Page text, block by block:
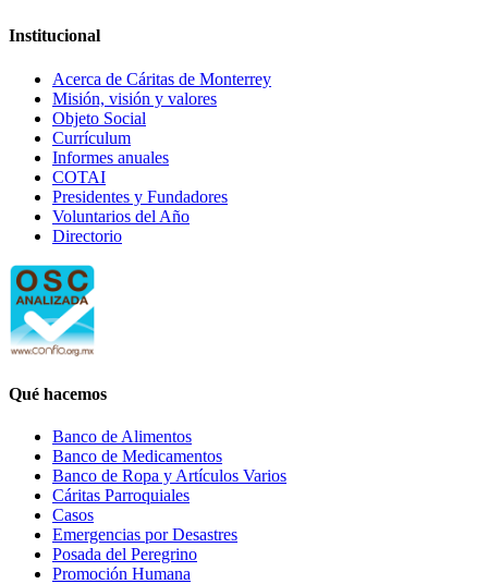
Institucional
Acerca de Cáritas de Monterrey
Misión, visión y valores
Objeto Social
Currículum
Informes anuales
COTAI
Presidentes y Fundadores
Voluntarios del Año
Directorio
Qué hacemos
Banco de Alimentos
Banco de Medicamentos
Banco de Ropa y Artículos Varios
Cáritas Parroquiales
Casos
Emergencias por Desastres
Posada del Peregrino
Promoción Humana